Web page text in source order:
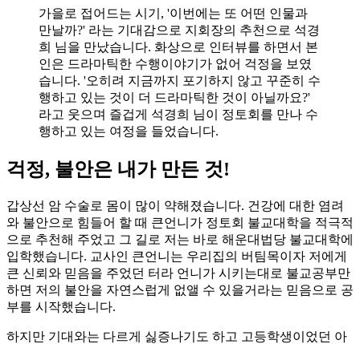
가을로 접어드는 시기, '이번에는 또 어떤 인물과
만날까?' 라는 기대감으로 지회장의 추천으로 석경
희 님을 만났습니다. 화상으로 인터뷰를 하면서 본
인은 드라마틱한 수행이야기가 없어 걱정을 보였
습니다. '오히려 지금까지 포기하지 않고 꾸준히 수
행하고 있는 것이 더 드라마틱한 것이 아닐까요?'
라고 웃으며 즐겁게 석경희 님이 정토회를 만나 수
행하고 있는 여정을 들었습니다.
걱정, 불안은 내가 만든 것!
갑상선 암 수술로 몸이 많이 약해졌습니다. 건강에 대한 염려
와 불안으로 힘들어 할 때 큰언니가 정토회 불교대학을 적극적
으로 추천해 주었고 그 길로 저는 바로 해운대법당 불교대학에
입학했습니다. 교사인 큰언니는 우리집의 버팀목이자 저에게
큰 신뢰와 믿음을 주었던 터라 언니가 시키는대로 불교공부만
하면 저의 불안을 자연스럽게 없앨 수 있을거라는 믿음으로 공
부를 시작했습니다.
하지만 기대와는 다르게 싫증나기도 하고 고등학생이었던 아